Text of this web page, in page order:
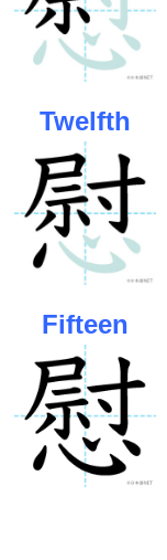
Twelfth
Fifteen